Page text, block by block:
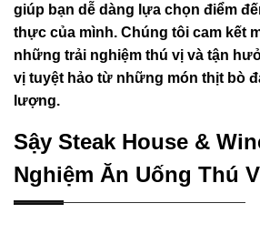
giúp bạn dễ dàng lựa chọn điểm
thực của mình. Chúng tôi cam kết
những trải nghiệm thú vị và tận
vị tuyệt hảo từ những món thịt bò
lượng.
Sậy Steak House &
Nghiệm Ăn Uống Thú